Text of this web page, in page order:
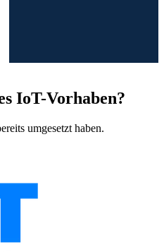
IoT-Vorhaben?
umgesetzt haben.